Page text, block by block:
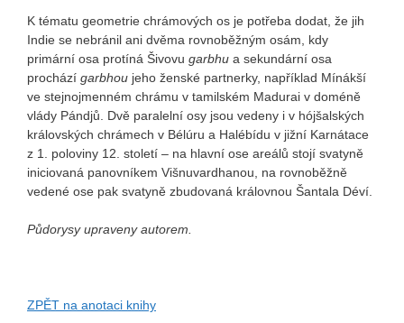
K tématu geometrie chrámových os je potřeba dodat, že jih
Indie se nebránil ani dvěma rovnoběžným osám, kdy
primární osa protíná Šivovu garbhu a sekundární osa
prochází garbhou jeho ženské partnerky, například Mínákší
ve stejnojmenném chrámu v tamilském Madurai v doméně
vlády Pándjů. Dvě paralelní osy jsou vedeny i v hójšalských
královských chrámech v Bélúru a Halébídu v jižní Karnátace
z 1. poloviny 12. století – na hlavní ose areálů stojí svatyně
iniciovaná panovníkem Višnuvardhanou, na rovnoběžně
vedené ose pak svatyně zbudovaná královnou Šantala Déví.
Půdorysy upraveny autorem.
ZPĚT na anotaci knihy